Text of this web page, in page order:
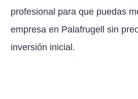
profesional para que puedas
empresa en Palafrugell sin
inversión inicial.